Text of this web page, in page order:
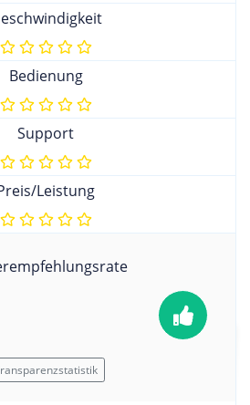
Bedienung
Support
Leistung